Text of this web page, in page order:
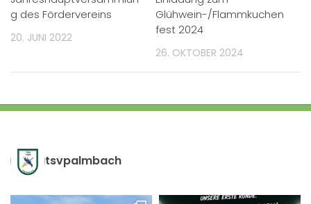
g des Fördervereins
20. JUNI 2022
Glühwein-/Flammkuchen
fest 2024
26. OKTOBER 2024
tsvpalmbach